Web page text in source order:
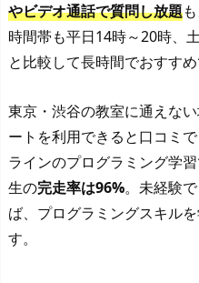
やビデオ通話で質問し放題
時間帯も平日14時～20時、
と比較して長時間でおすすめ
東京・渋谷の教室に通えな
ートを利用できると口コミ
ラインのプログラミング学
生の完走率は96%。未経験
ば、プログラミングスキル
す。